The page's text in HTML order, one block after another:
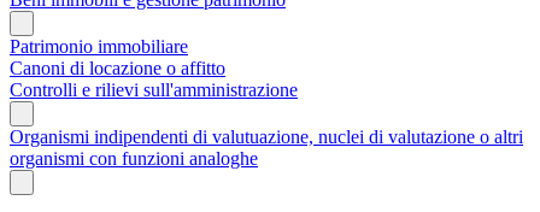
Patrimonio immobiliare
Canoni di locazione o affitto
Controlli e rilievi sull'amministrazione
Organismi indipendenti di valutuazione, nuclei di valutazione o altri
organismi con funzioni analoghe